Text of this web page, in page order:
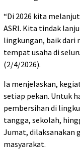
“Di 2026 kita
ASRI. Kita tindak
lingkungan, baik dari
tempat usaha di
(2/4/2026).
Ia menjelaskan,
setiap pekan. Untuk
pembersihan di
tangga, sekolah,
Jumat, dilaksanakan
masyarakat.